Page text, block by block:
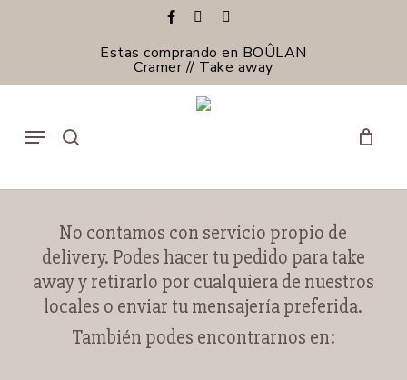
facebook
Estas comprando en BOÛLAN
Cramer // Take away
Menu
No contamos con servicio propio de
delivery. Podes hacer tu pedido para take
away y retirarlo por cualquiera de nuestros
locales o enviar tu mensajería preferida.
También podes encontrarnos en: